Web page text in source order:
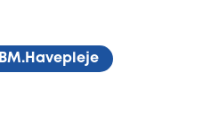
BM.Havepleje